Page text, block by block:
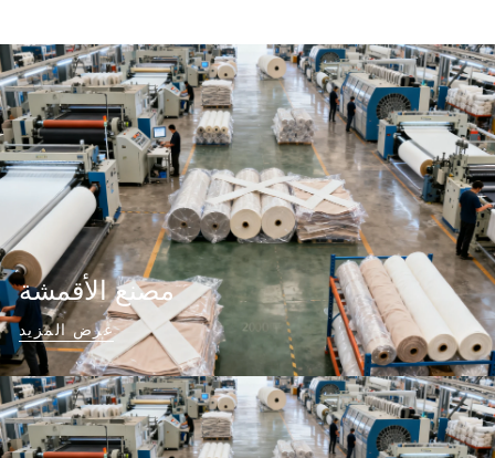
مصنع الأقمشة
عرض المزيد